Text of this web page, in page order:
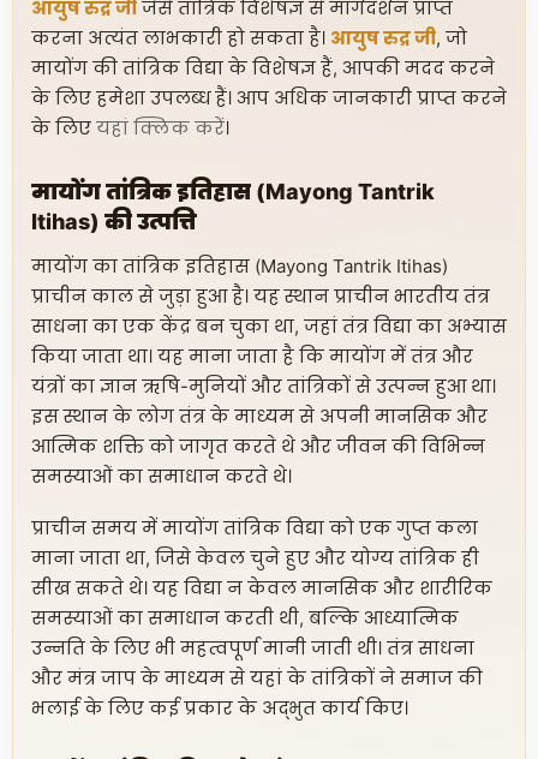
आयुष रुद्र जी जैसे तांत्रिक विशेषज्ञ से मार्गदर्शन प्राप्त
करना अत्यंत लाभकारी हो सकता है। आयुष रुद्र जी, जो
मायोंग की तांत्रिक विद्या के विशेषज्ञ हैं, आपकी मदद करने
के लिए हमेशा उपलब्ध हैं। आप अधिक जानकारी प्राप्त करने
के लिए यहां क्लिक करें।
मायोंग तांत्रिक इतिहास (Mayong Tantrik
Itihas) की उत्पत्ति
मायोंग का तांत्रिक इतिहास (Mayong Tantrik Itihas)
प्राचीन काल से जुड़ा हुआ है। यह स्थान प्राचीन भारतीय तंत्र
साधना का एक केंद्र बन चुका था, जहां तंत्र विद्या का अभ्यास
किया जाता था। यह माना जाता है कि मायोंग में तंत्र और
यंत्रों का ज्ञान ऋषि-मुनियों और तांत्रिकों से उत्पन्न हुआ था।
इस स्थान के लोग तंत्र के माध्यम से अपनी मानसिक और
आत्मिक शक्ति को जागृत करते थे और जीवन की विभिन्न
समस्याओं का समाधान करते थे।
प्राचीन समय में मायोंग तांत्रिक विद्या को एक गुप्त कला
माना जाता था, जिसे केवल चुने हुए और योग्य तांत्रिक ही
सीख सकते थे। यह विद्या न केवल मानसिक और शारीरिक
समस्याओं का समाधान करती थी, बल्कि आध्यात्मिक
उन्नति के लिए भी महत्वपूर्ण मानी जाती थी। तंत्र साधना
और मंत्र जाप के माध्यम से यहां के तांत्रिकों ने समाज की
भलाई के लिए कई प्रकार के अद्भुत कार्य किए।